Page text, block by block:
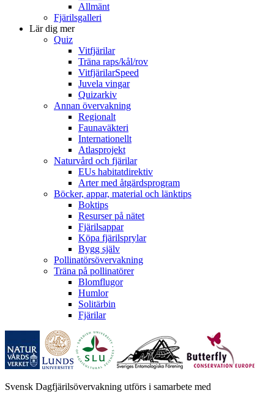
Allmänt
Fjärilsgalleri
Lär dig mer
Quiz
Vitfjärilar
Träna raps/kål/rov
VitfjärilarSpeed
Juvela vingar
Quizarkiv
Annan övervakning
Regionalt
Faunaväkteri
Internationellt
Atlasprojekt
Naturvård och fjärilar
EUs habitatdirektiv
Arter med åtgärdsprogram
Böcker, appar, material och länktips
Boktips
Resurser på nätet
Fjärilsappar
Köpa fjärilsprylar
Bygg själv
Pollinatörsövervakning
Träna på pollinatörer
Blomflugor
Humlor
Solitärbin
Fjärilar
Svensk Dagfjärilsövervakning utförs i samarbete med